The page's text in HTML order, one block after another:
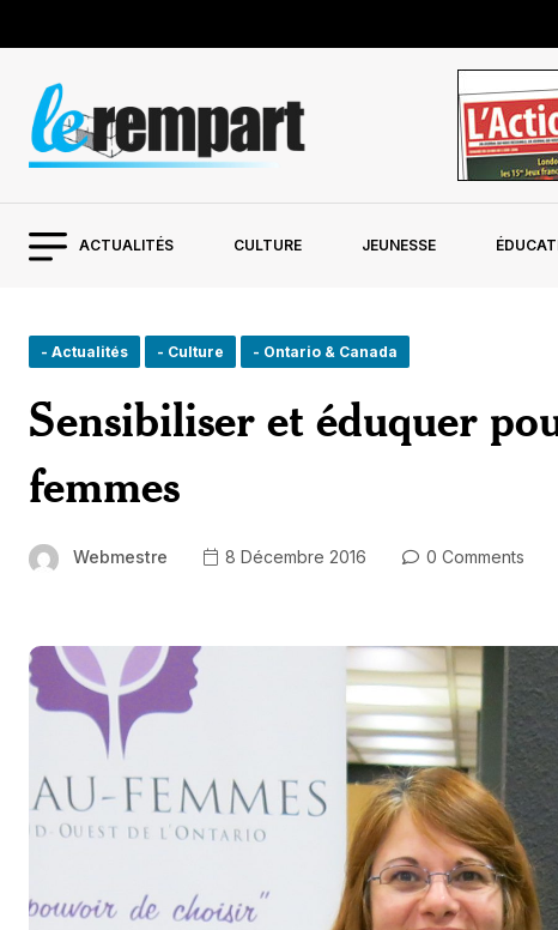
ACTUALITÉS CULTURE JEUNESSE
- Actualités - Culture - Ontario & Canada
Sensibiliser et éduquer
femmes
Webmestre 8 Décembre 2016 0 Comments